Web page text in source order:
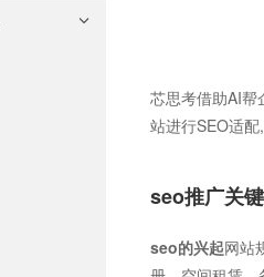
芯思考借助AI帮
站进行SEO适
seo推广关
seo的兴起网站